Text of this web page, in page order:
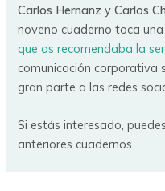
Carlos Hernanz yCarlos
noveno cuaderno toca
que os recomendaba la
comunicación corporativa
gran parte a las redes
Si estás interesado,
anteriores cuadernos.